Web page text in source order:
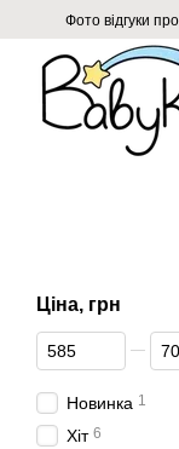
Перейти до
Фото відгуки
Угода
Ціна, грн
Від Ціна, грн
До Ціна, грн
Новинка 1
Хіт 6